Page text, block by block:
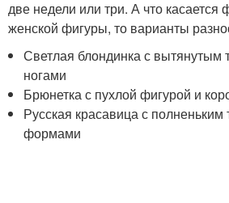
две недели или три. А что касается
женской фигуры, то варианты
Светлая блондинка с
ногами
Брюнетка с пухлой фигурой и
Русская красавица с
формами